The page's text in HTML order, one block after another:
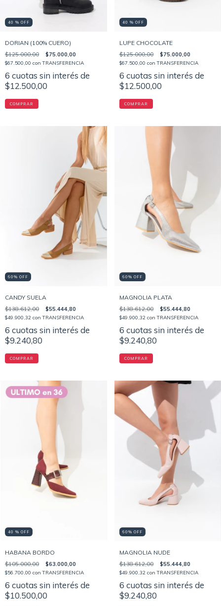
40 % OFF
DORIAN (100% CUERO)
$125.000,00 $75.000,00
$67.500,00 con TRANSFERENCIA
6 cuotas sin interés de
$12.500,00
COMPRAR
40 % OFF
LUPE CHOCOLATE
$125.000,00 $75.000,00
$67.500,00 con TRANSFERENCIA
6 cuotas sin interés de
$12.500,00
COMPRAR
60% OFF
CANDY SUELA
$138.612,00 $55.444,80
$49.900,32 con TRANSFERENCIA
6 cuotas sin interés de
$9.240,80
COMPRAR
60% OFF
MAGNOLIA PLATA
$138.612,00 $55.444,80
$49.900,32 con TRANSFERENCIA
6 cuotas sin interés de
$9.240,80
COMPRAR
40 % OFF
HABANA BORDO
$105.000,00 $63.000,00
$56.700,00 con TRANSFERENCIA
6 cuotas sin interés de
$10.500,00
60% OFF
MAGNOLIA NUDE
$138.612,00 $55.444,80
$49.900,32 con TRANSFERENCIA
6 cuotas sin interés de
$9.240,80